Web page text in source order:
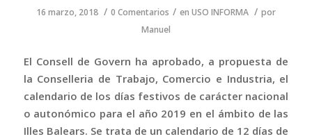
16 marzo, 2018 / 0 Comentarios / en USO INFORMA / por
Manuel
El Consell de Govern ha aprobado, a propuesta de
la Conselleria de Trabajo, Comercio e Industria, el
calendario de los días festivos de carácter nacional
o autonómico para el año 2019 en el ámbito de las
Illes Balears. Se trata de un calendario de 12 días de